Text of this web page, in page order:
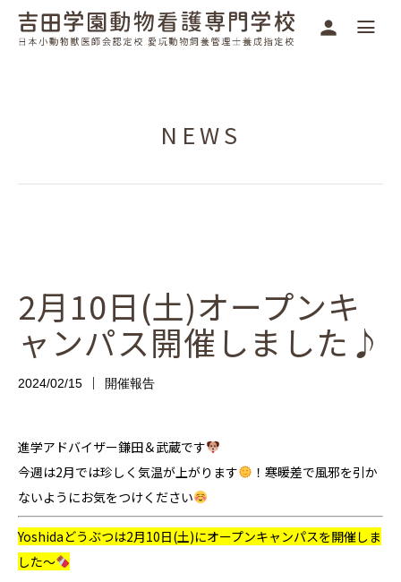
NEWS
2月10日(土)オープンキ
ャンパス開催しました♪
2024/02/15 開催報告
進学アドバイザー鎌田＆武蔵です
今週は2月では珍しく気温が上がります
！寒暖差で風邪を引か
ないようにお気をつけください
Yoshidaどうぶつは2月10日(土)にオープンキャンパスを開催しま
した～